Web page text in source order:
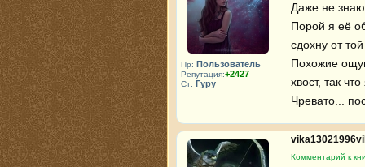
Пр: Пользователь
Репутация:+2427
Ст: Гуру
Даже не знаю,
Порой я её
сдохну от
Похожие
хвост, так
Чревато...
Комментарий к